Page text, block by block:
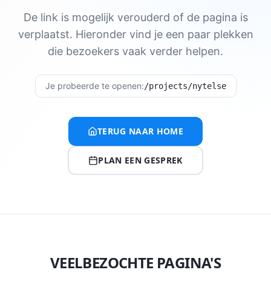
De link is mogelijk verouderd of de pagina is
verplaatst. Hieronder vind je een paar plekken
die bezoekers vaak verder helpen.
Je probeerde te openen:/projects/nytelse
TERUG NAAR HOME
PLAN EEN GESPREK
VEELBEZOCHTE PAGINA'S